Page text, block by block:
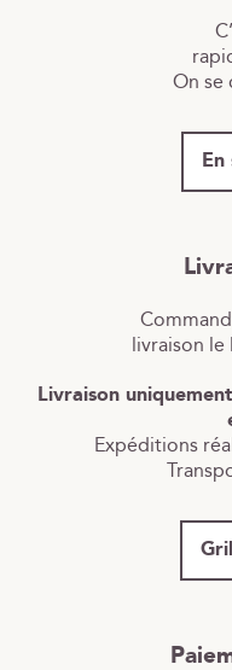
On se
livraison le
Livraison
Expéditions